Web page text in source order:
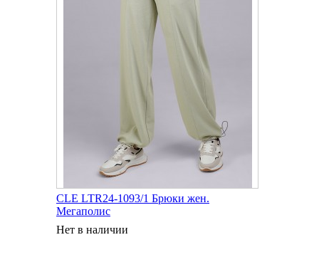
CLE LTR24-1093/1 Брюки жен.
Мегаполис
Нет в наличии